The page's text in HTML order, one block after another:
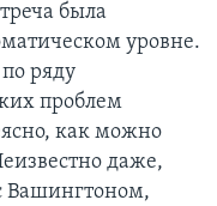
была
уровне.
ряду
проблем
как можно
даже,
Вашингтоном,